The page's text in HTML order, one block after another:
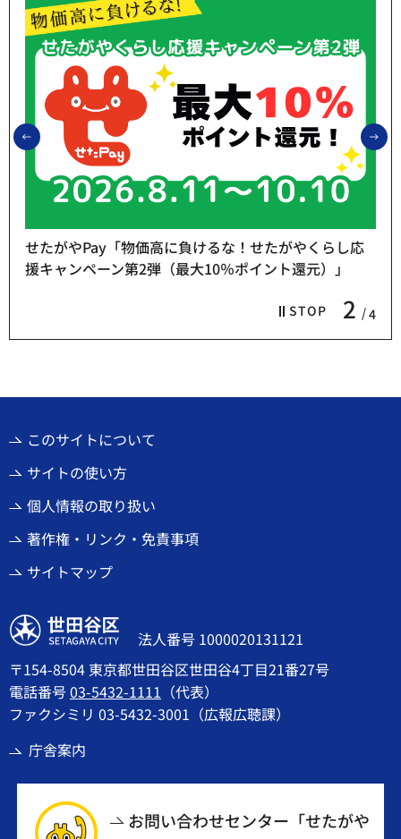
前のスライドを表示
STOP 2 4
せたがやPay「物価高に負けるな！せたがやくらし応
援キャンペーン第2弾（最大10％ポイント還元）」
このサイトについて
サイトの使い方
個人情報の取り扱い
著作権・リンク・免責事項
サイトマップ
世田谷区
法人番号 1000020131121
〒154-8504 東京都世田谷区世田谷4丁目21番27号
電話番号03-5432-1111 （代表）
ファクシミリ 03-5432-3001（広報広聴課）
庁舎案内
お問い合わせセンター「せたがや